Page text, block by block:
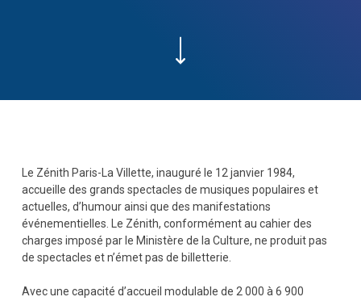
Le Zénith Paris-La Villette, inauguré le 12 janvier 1984,
accueille des grands spectacles de musiques populaires et
actuelles, d’humour ainsi que des manifestations
événementielles. Le Zénith, conformément au cahier des
charges imposé par le Ministère de la Culture, ne produit pas
de spectacles et n’émet pas de billetterie.
Avec une capacité d’accueil modulable de 2 000 à 6 900